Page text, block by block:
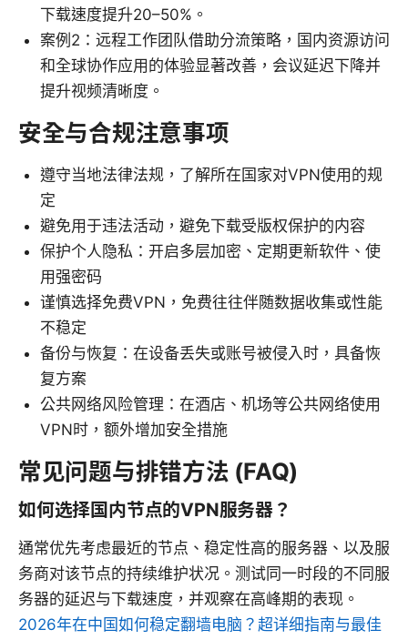
下载速度提升20–50%。
案例2：远程工作团队借助分流策略，国内资源访问
和全球协作应用的体验显著改善，会议延迟下降并
提升视频清晰度。
安全与合规注意事项
遵守当地法律法规，了解所在国家对VPN使用的规
定
避免用于违法活动，避免下载受版权保护的内容
保护个人隐私：开启多层加密、定期更新软件、使
用强密码
谨慎选择免费VPN，免费往往伴随数据收集或性能
不稳定
备份与恢复：在设备丢失或账号被侵入时，具备恢
复方案
公共网络风险管理：在酒店、机场等公共网络使用
VPN时，额外增加安全措施
常见问题与排错方法 (FAQ)
如何选择国内节点的VPN服务器？
通常优先考虑最近的节点、稳定性高的服务器、以及服
务商对该节点的持续维护状况。测试同一时段的不同服
务器的延迟与下载速度，并观察在高峰期的表现。
2026年在中国如何稳定翻墙电脑？超详细指南与最佳